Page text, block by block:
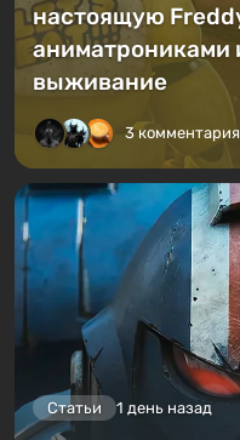
настоящую
аниматрониками
выживание
3 комментария
Статьи 1 день назад